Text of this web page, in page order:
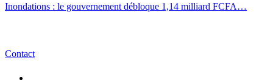
Inondations : le gouvernement débloque 1,14 milliard FCFA…
Contact